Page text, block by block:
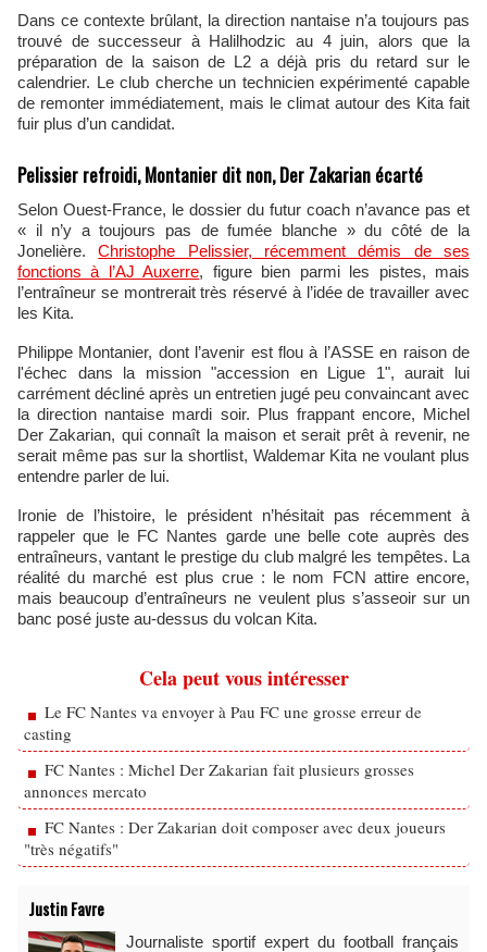
Dans ce contexte brûlant, la direction nantaise n’a toujours pas
trouvé de successeur à Halilhodzic au 4 juin, alors que la
préparation de la saison de L2 a déjà pris du retard sur le
calendrier. Le club cherche un technicien expérimenté capable
de remonter immédiatement, mais le climat autour des Kita fait
fuir plus d’un candidat.
Pelissier refroidi, Montanier dit non, Der Zakarian écarté
Selon Ouest-France, le dossier du futur coach n’avance pas et
« il n’y a toujours pas de fumée blanche » du côté de la
Jonelière.Christophe Pelissier, récemment démis de ses
fonctions à l’AJ Auxerre, figure bien parmi les pistes, mais
l’entraîneur se montrerait très réservé à l’idée de travailler avec
les Kita.
Philippe Montanier, dont l’avenir est flou à l’ASSE en raison de
l'échec dans la mission "accession en Ligue 1", aurait lui
carrément décliné après un entretien jugé peu convaincant avec
la direction nantaise mardi soir. Plus frappant encore, Michel
Der Zakarian, qui connaît la maison et serait prêt à revenir, ne
serait même pas sur la shortlist, Waldemar Kita ne voulant plus
entendre parler de lui.
Ironie de l’histoire, le président n’hésitait pas récemment à
rappeler que le FC Nantes garde une belle cote auprès des
entraîneurs, vantant le prestige du club malgré les tempêtes. La
réalité du marché est plus crue : le nom FCN attire encore,
mais beaucoup d’entraîneurs ne veulent plus s’asseoir sur un
banc posé juste au‑dessus du volcan Kita.
Cela peut vous intéresser
Le FC Nantes va envoyer à Pau FC une grosse erreur de
casting
FC Nantes : Michel Der Zakarian fait plusieurs grosses
annonces mercato
FC Nantes : Der Zakarian doit composer avec deux joueurs
"très négatifs"
Justin Favre
Journaliste sportif expert du football français